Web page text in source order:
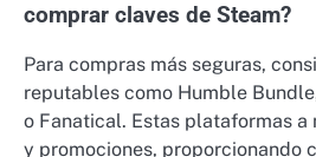
comprar claves de Steam?
Para compras más seguras,
reputables como Humble
o Fanatical. Estas plataformas a
y promociones, proporcionando